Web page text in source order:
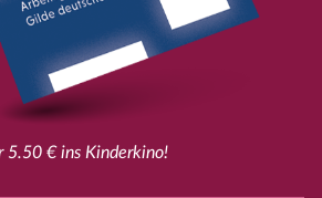
5.50 € ins Kinderkino!